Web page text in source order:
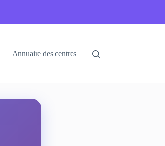
Annuaire des centres